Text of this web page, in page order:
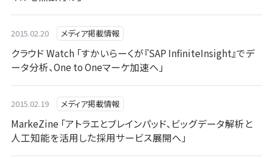
2015.02.20 メディア掲載情報
クラウド Watch 「すかいらーくが『SAP InfiniteInsight』でデ
ータ分析、One to Oneマーケ加速へ」
2015.02.19 メディア掲載情報
MarkeZine 「アトラエとブレインパッド、ビッグデータ解析と
人工知能を活用した採用サービス展開へ」